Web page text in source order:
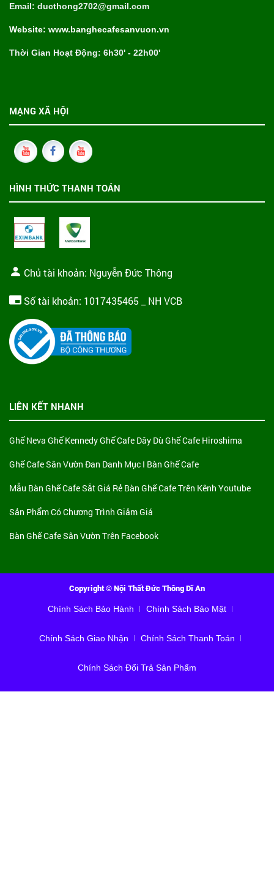
Email: ducthong2702@gmail.com
Website: www.banghecafesanvuon.vn
Thời Gian Hoạt Động: 6h30' - 22h00'
MẠNG XÃ HỘI
HÌNH THỨC THANH TOÁN
Chủ tài khoản: Nguyễn Đức Thông
Số tài khoản: 1017435465 _ NH VCB
LIÊN KẾT NHANH
Ghế Neva Ghế KennedyGhế Cafe Dây Dù Ghế Cafe Hiroshima
Ghế Cafe Sân Vườn Đan Danh Mục I Bàn Ghế Cafe
Mẫu Bàn Ghế Cafe Sắt Giá Rẻ Bàn Ghế Cafe Trên Kênh Youtube
Sản Phẩm Có Chương Trình Giảm Giá
Bàn Ghế Cafe Sân Vườn Trên Facebook
Copyright © Nội Thất Đức Thông Dĩ An
Chính Sách Bảo Hành Chính Sách Bảo Mật
Chính Sách Giao Nhận Chính Sách Thanh Toán
Chính Sách Đổi Trả Sản Phẩm